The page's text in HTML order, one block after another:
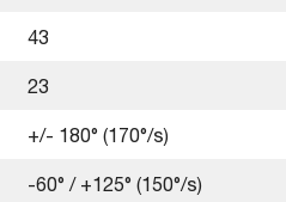
43
23
+/- 180° (170°/s)
-60° / +125° (150°/s)